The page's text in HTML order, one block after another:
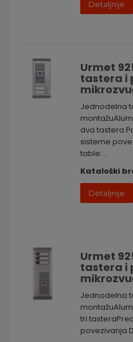
Kontaktirajte nas danas kako
asortimanu i kako možemo
Detaljnije
Urmet
tastera i
Jednodelna
dva tastera
sisteme
table:...
Kataloški
Detaljnije
Urmet
tastera i
Jednodelna
tri
povezivanja